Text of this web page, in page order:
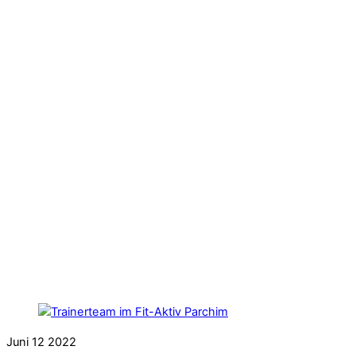
Juni 12 2022